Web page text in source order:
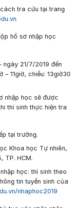
tra cứu tại trang
hồ sơ nhập học
ngày 21/7/2019 đến
– 11giờ, chiều: 13giờ30
nhập học sẽ được
thí sinh thực hiện tra
tại trường.
Khoa học Tự nhiên,
TP. HCM.
học:thí sinh theo
tin tuyển sinh của
nhaphoc2019